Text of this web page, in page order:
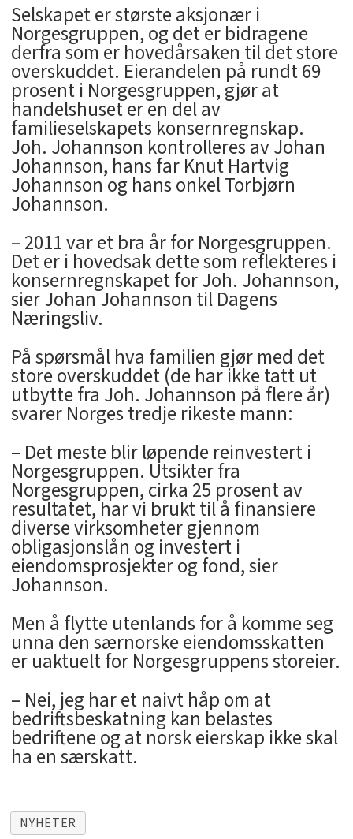
Selskapet er største aksjonær i
Norgesgruppen, og det er bidragene
derfra som er hovedårsaken til det store
overskuddet. Eierandelen på rundt 69
prosent i Norgesgruppen, gjør at
handelshuset er en del av
familieselskapets konsernregnskap.
Joh. Johannson kontrolleres av Johan
Johannson, hans far Knut Hartvig
Johannson og hans onkel Torbjørn
Johannson.
– 2011 var et bra år for Norgesgruppen.
Det er i hovedsak dette som reflekteres i
konsernregnskapet for Joh. Johannson,
sier Johan Johannson til Dagens
Næringsliv.
På spørsmål hva familien gjør med det
store overskuddet (de har ikke tatt ut
utbytte fra Joh. Johannson på flere år)
svarer Norges tredje rikeste mann:
– Det meste blir løpende reinvestert i
Norgesgruppen. Utsikter fra
Norgesgruppen, cirka 25 prosent av
resultatet, har vi brukt til å finansiere
diverse virksomheter gjennom
obligasjonslån og investert i
eiendomsprosjekter og fond, sier
Johannson.
Men å flytte utenlands for å komme seg
unna den særnorske eiendomsskatten
er uaktuelt for Norgesgruppens storeier.
– Nei, jeg har et naivt håp om at
bedriftsbeskatning kan belastes
bedriftene og at norsk eierskap ikke skal
ha en særskatt.
NYHETER